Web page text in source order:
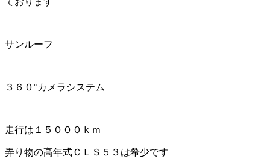
サンルーフ
３６０°カメラシステム
走行は１５０００ｋｍ
弄り物の高年式ＣＬＳ５３は希少です